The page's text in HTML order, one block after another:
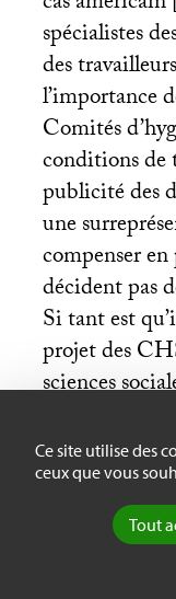
Ce site utilise des
ceux que vous
Tout
spécialistes
des
l’importance
Comités
conditions de
publicité des
une
compenser
décident pas
Si tant est
projet des
sciences
prérogatives
au post-
d’employeurs